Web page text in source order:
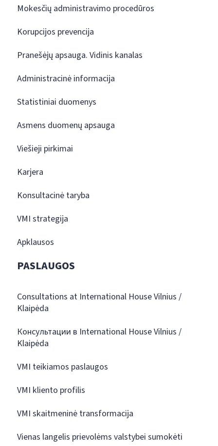
Mokesčių administravimo procedūros
Korupcijos prevencija
Pranešėjų apsauga. Vidinis kanalas
Administracinė informacija
Statistiniai duomenys
Asmens duomenų apsauga
Viešieji pirkimai
Karjera
Konsultacinė taryba
VMI strategija
Apklausos
PASLAUGOS
Consultations at International House Vilnius /
Klaipėda
Консультации в International House Vilnius /
Klaipėda
VMI teikiamos paslaugos
VMI kliento profilis
VMI skaitmeninė transformacija
Vienas langelis prievolėms valstybei sumokėti